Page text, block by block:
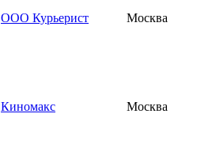
ООО Курьерист Москва
Киномакс Москва